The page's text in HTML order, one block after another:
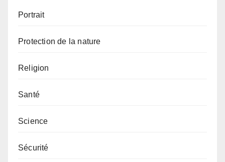
Portrait
Protection de la nature
Religion
Santé
Science
Sécurité